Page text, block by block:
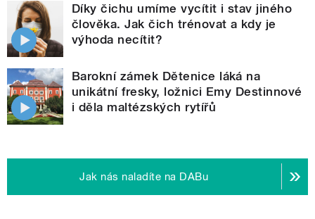
Díky čichu umíme vycítit i stav jiného
člověka. Jak čich trénovat a kdy je
výhoda necítit?
Barokní zámek Dětenice láká na
unikátní fresky, ložnici Emy Destinnové
i děla maltézských rytířů
Jak nás naladíte na DABu